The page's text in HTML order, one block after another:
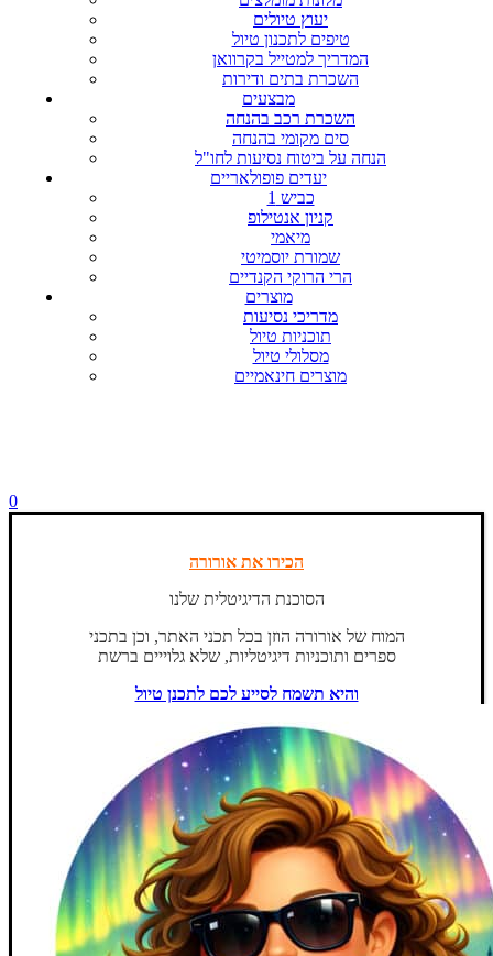
יעוץ טיולים
טיפים לתכנון טיול
המדריך למטייל בקרוואן
השכרת בתים ודירות
מבצעים
השכרת רכב בהנחה
סים מקומי בהנחה
הנחה על ביטוח נסיעות לחו"ל
יעדים פופולאריים
כביש 1
קניון אנטילופ
מיאמי
שמורת יוסמיטי
הרי הרוקי הקנדיים
מוצרים
מדריכי נסיעות
תוכניות טיול
מסלולי טיול
מוצרים חינאמיים
0
הכירו את אורורה
הסוכנת הדיגיטלית שלנו
המוח של אורורה הוזן בכל תכני האתר, וכן בתכני
ספרים ותוכניות דיגיטליות, שלא גלוייים ברשת
והיא תשמח לסייע לכם לתכנן טיול